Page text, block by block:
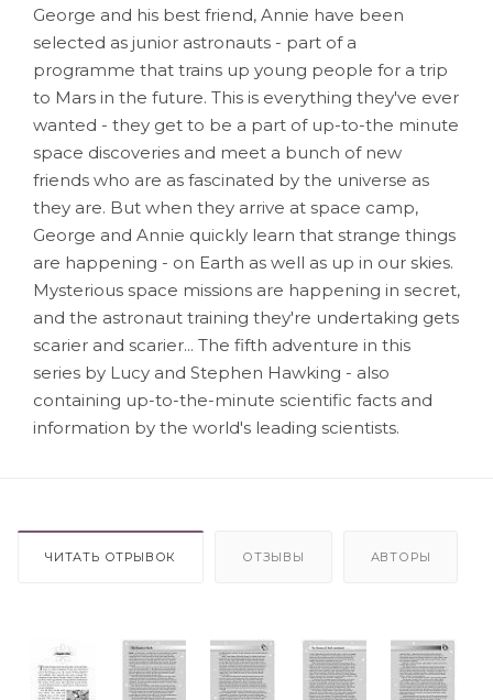
George and his best friend, Annie have been
selected as junior astronauts - part of a
programme that trains up young people for a trip
to Mars in the future. This is everything they've ever
wanted - they get to be a part of up-to-the minute
space discoveries and meet a bunch of new
friends who are as fascinated by the universe as
they are. But when they arrive at space camp,
George and Annie quickly learn that strange things
are happening - on Earth as well as up in our skies.
Mysterious space missions are happening in secret,
and the astronaut training they're undertaking gets
scarier and scarier... The fifth adventure in this
series by Lucy and Stephen Hawking - also
containing up-to-the-minute scientific facts and
information by the world's leading scientists.
ЧИТАТЬ ОТРЫВОК ОТЗЫВЫ АВТОРЫ